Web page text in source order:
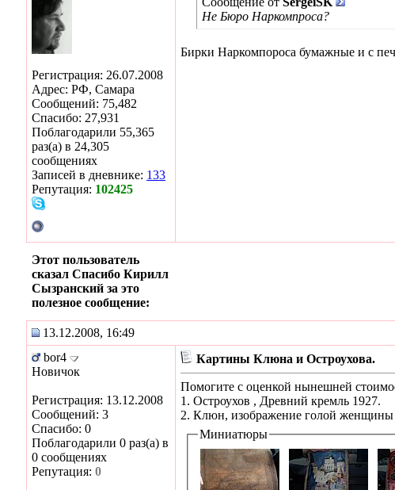
Регистрация: 26.07.2008
Адрес: РФ, Самара
Сообщений: 75,482
Спасибо: 27,931
Поблагодарили 55,365
раз(а) в 24,305
сообщениях
Записей в дневнике: 133
Репутация: 102425
Не Бюро Наркомпроса?
Бирки Наркомпороса бумажные и с
Этот пользователь
сказал Спасибо Кирилл
Сызранский за это
полезное сообщение:
13.12.2008, 16:49
bor4
Новичок
Регистрация: 13.12.2008
Сообщений: 3
Спасибо: 0
Поблагодарили 0 раз(а) в
0 сообщениях
Репутация: 0
Картины Клюна и Остроухова.
Помогите с оценкой нынешней
1. Остроухов , Древний кремль 1927.
2. Клюн, изображение голой женщины
Миниатюры